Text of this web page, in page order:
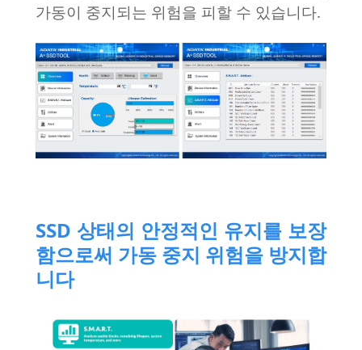
가동이 중지되는 위험을 피할 수 있습니다.
SSD 상태의 안정적인 유지를 보장
함으로써 가동 중지 위험을 방지합
니다